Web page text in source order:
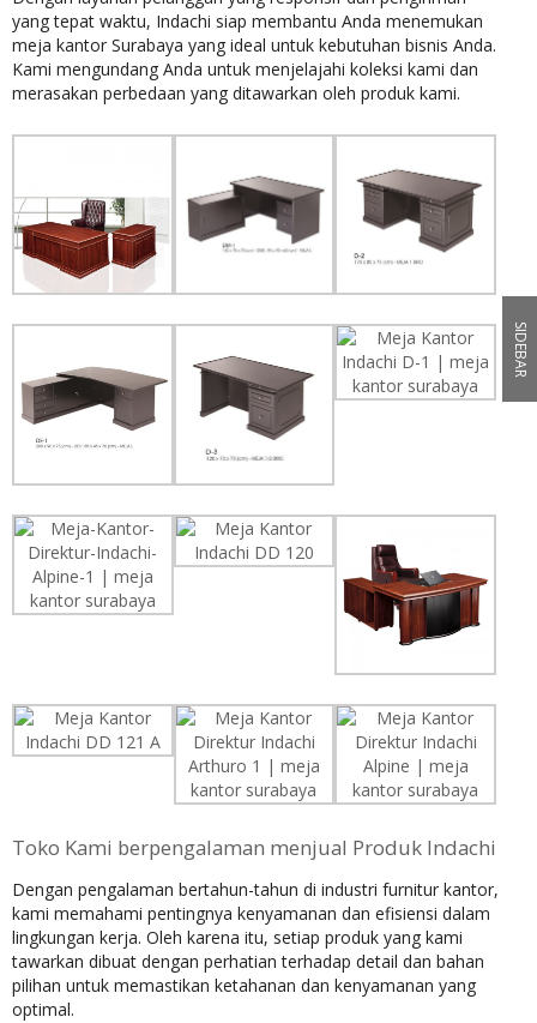
yang tepat waktu, Indachi siap membantu Anda menemukan
meja kantor Surabaya yang ideal untuk kebutuhan bisnis Anda.
Kami mengundang Anda untuk menjelajahi koleksi kami dan
merasakan perbedaan yang ditawarkan oleh produk kami.
Toko Kami berpengalaman menjual Produk Indachi
Dengan pengalaman bertahun-tahun di industri furnitur kantor,
kami memahami pentingnya kenyamanan dan efisiensi dalam
lingkungan kerja. Oleh karena itu, setiap produk yang kami
tawarkan dibuat dengan perhatian terhadap detail dan bahan
pilihan untuk memastikan ketahanan dan kenyamanan yang
optimal.
SIDEBAR